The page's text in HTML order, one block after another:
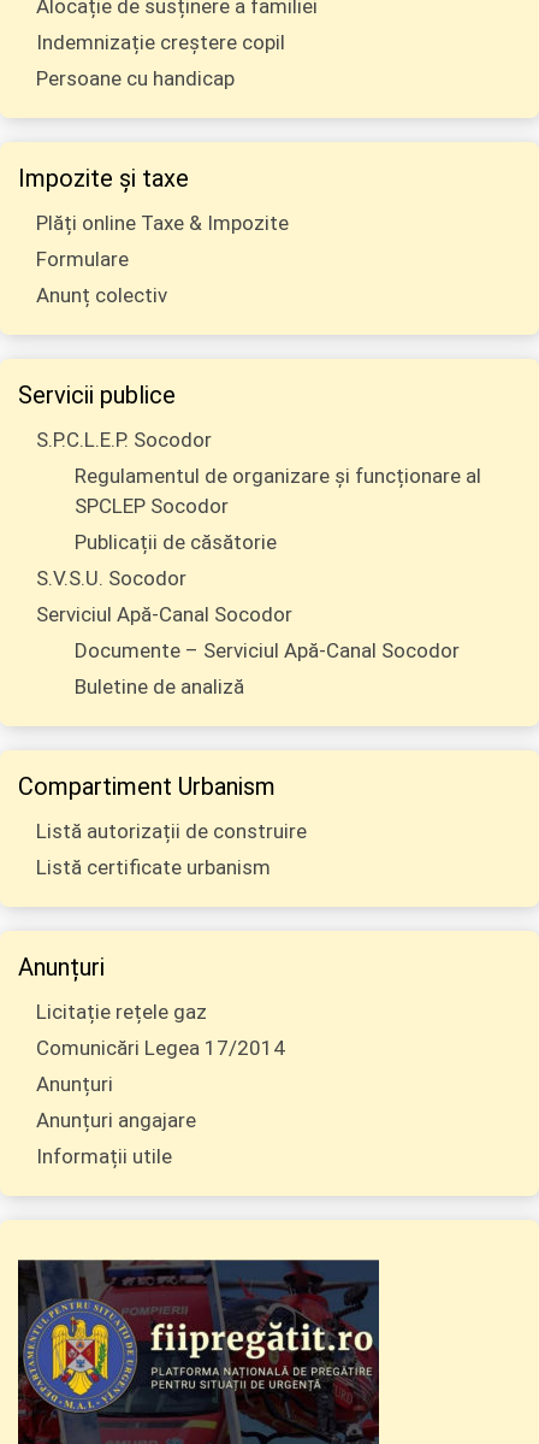
Alocație de susținere a familiei
Indemnizație creștere copil
Persoane cu handicap
Impozite și taxe
Plăți online Taxe & Impozite
Formulare
Anunț colectiv
Servicii publice
S.P.C.L.E.P. Socodor
Regulamentul de organizare și funcționare al
SPCLEP Socodor
Publicații de căsătorie
S.V.S.U. Socodor
Serviciul Apă-Canal Socodor
Documente – Serviciul Apă-Canal Socodor
Buletine de analiză
Compartiment Urbanism
Listă autorizații de construire
Listă certificate urbanism
Anunțuri
Licitație rețele gaz
Comunicări Legea 17/2014
Anunțuri
Anunțuri angajare
Informații utile